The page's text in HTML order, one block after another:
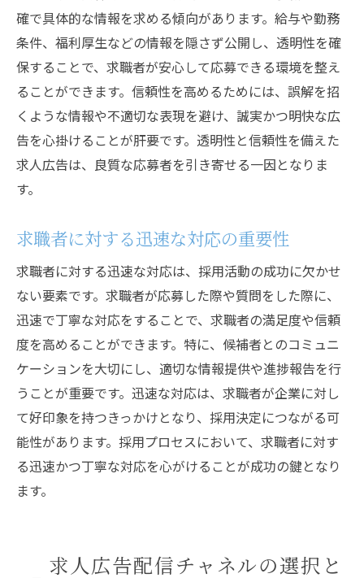
確で具体的な情報を求める傾向があります。給与や勤務
条件、福利厚生などの情報を隠さず公開し、透明性を確
保することで、求職者が安心して応募できる環境を整え
ることができます。信頼性を高めるためには、誤解を招
くような情報や不適切な表現を避け、誠実かつ明快な広
告を心掛けることが肝要です。透明性と信頼性を備えた
求人広告は、良質な応募者を引き寄せる一因となりま
す。
求職者に対する迅速な対応の重要性
求職者に対する迅速な対応は、採用活動の成功に欠かせ
ない要素です。求職者が応募した際や質問をした際に、
迅速で丁寧な対応をすることで、求職者の満足度や信頼
度を高めることができます。特に、候補者とのコミュニ
ケーションを大切にし、適切な情報提供や進捗報告を行
うことが重要です。迅速な対応は、求職者が企業に対し
て好印象を持つきっかけとなり、採用決定につながる可
能性があります。採用プロセスにおいて、求職者に対す
る迅速かつ丁寧な対応を心がけることが成功の鍵となり
ます。
求人広告配信チャネルの選択と